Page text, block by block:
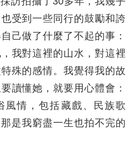
受到一些同行的鼓勵和誇
己做了什麼了不起的事：
我對這裡的山水，對這裡
殊的感情。我覺得我的故
讀懂她，就要用心體會：
風情，包括藏戲、民族歌
是我窮盡一生也拍不完的